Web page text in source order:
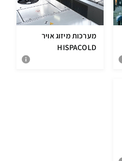
מערכות מיזוג אויר
HISPACOLD